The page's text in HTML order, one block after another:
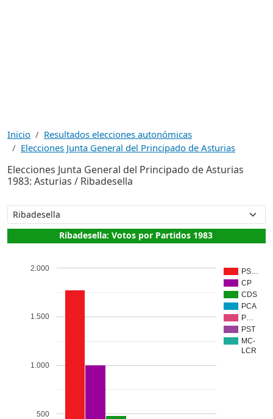
Inicio
Resultados elecciones autonómicas
Elecciones Junta General del Principado de Asturias
Elecciones Junta General del Principado de Asturias
1983: Asturias / Ribadesella
Ribadesella: Votos por Partidos 1983
PS…
CP
CDS
PCA
P…
PST
MC-
LCR
500
1.000
1.500
2.000